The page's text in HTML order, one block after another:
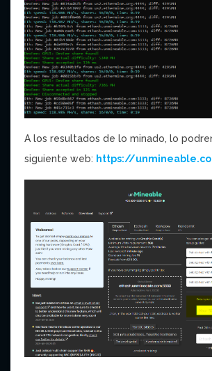
A los resultados de lo minado, lo
siguiente web: https://